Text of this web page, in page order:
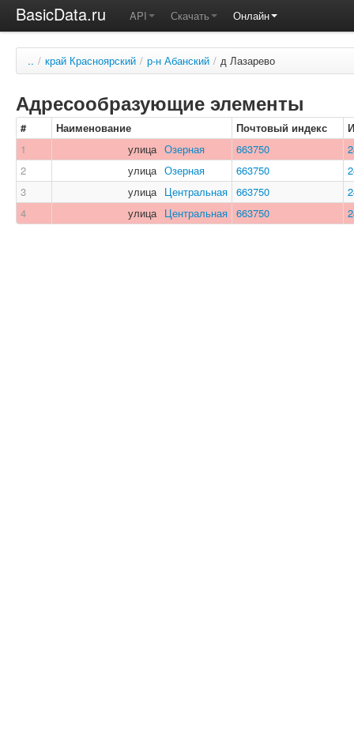
BasicData.ru API Скачать Онлайн
.. / край Красноярский / р-н Абанский / д Лазарево
Адресообразующие элементы
# Наименование Почтовый индекс
1
улица Озерная 663750
2
улица Озерная 663750
3
улица Центральная 663750
4
улица Центральная 663750